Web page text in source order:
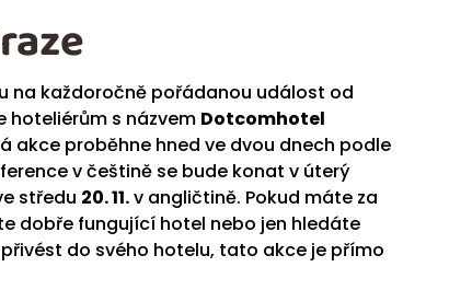
na každoročně pořádanou událost od
hoteliérům s názvem Dotcomhotel
akce proběhne hned ve dvou dnech podle
v češtině se bude konat v úterý
středu 20. 11.v angličtině. Pokud máte za
dobře fungující hotel nebo jen hledáte
do svého hotelu, tato akce je přímo